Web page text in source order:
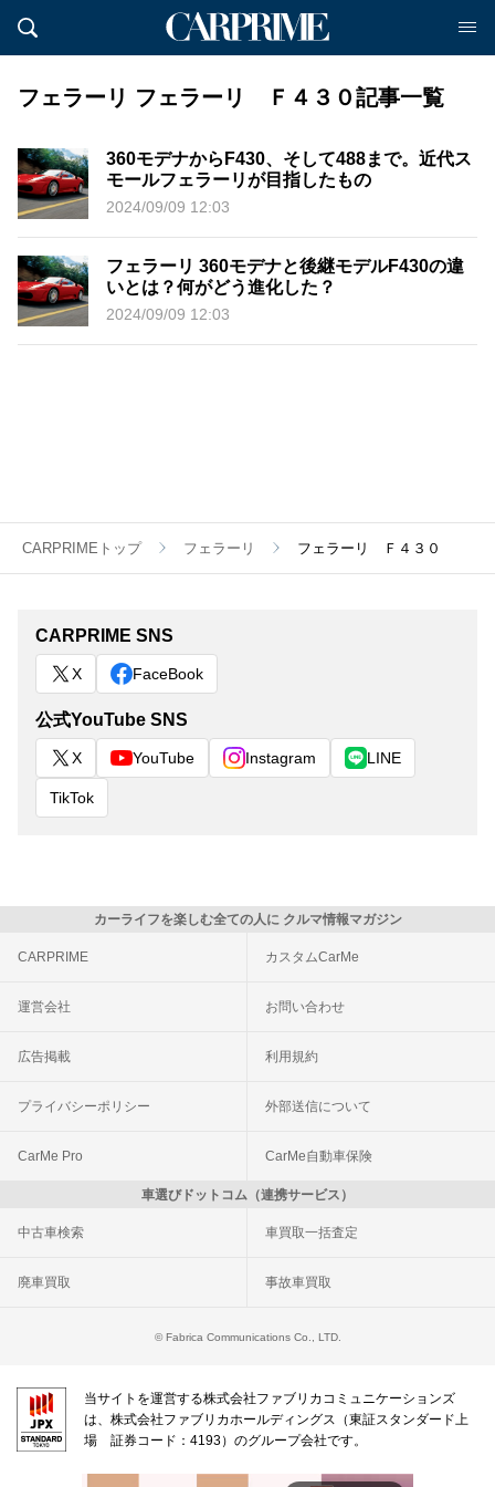
フェラーリ フェラーリ Ｆ４３０記事一覧
360モデナからF430、そして488まで。近代ス
モールフェラーリが目指したもの
2024/09/09 12:03
フェラーリ 360モデナと後継モデルF430の違
いとは？何がどう進化した？
2024/09/09 12:03
CARPRIMEトップ フェラーリ フェラーリ Ｆ４３０
CARPRIME SNS
X FaceBook
公式YouTube SNS
X YouTube Instagram LINE
TikTok
カーライフを楽しむ全ての人に クルマ情報マガジン
CARPRIME カスタムCarMe
運営会社 お問い合わせ
広告掲載 利用規約
プライバシーポリシー 外部送信について
CarMe Pro CarMe自動車保険
車選びドットコム（連携サービス）
中古車検索 車買取一括査定
廃車買取 事故車買取
© Fabrica Communications Co., LTD.
当サイトを運営する株式会社ファブリカコミュニケーションズ
は、株式会社ファブリカホールディングス（東証スタンダード上
場 証券コード：4193）のグループ会社です。